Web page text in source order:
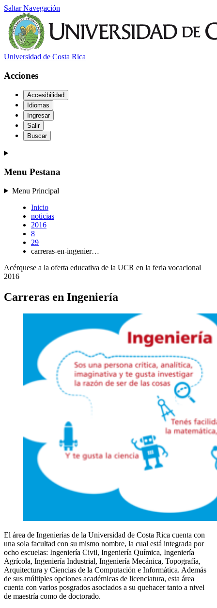
Saltar Navegación
Universidad de Costa Rica
Acciones
Accesibilidad
Idiomas
Ingresar
Salir
Buscar
Menu Pestana
Menu Principal
Inicio
noticias
2016
8
29
carreras-en-ingenier…
Acérquese a la oferta educativa de la UCR en la feria vocacional
2016
Carreras en Ingeniería
El área de Ingenierías de la Universidad de Costa Rica cuenta con
una sola facultad con su mismo nombre, la cual está integrada por
ocho escuelas: Ingeniería Civil, Ingeniería Química, Ingeniería
Agrícola, Ingeniería Industrial, Ingeniería Mecánica, Topografía,
Arquitectura y Ciencias de la Computación e Informática. Además
de sus múltiples opciones académicas de licenciatura, esta área
cuenta con varios posgrados asociados a su quehacer tanto a nivel
de maestría como de doctorado.